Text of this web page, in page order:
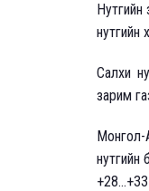
Нутгийн
нутгийн
Салхи
зарим
Монгол-
нутгийн